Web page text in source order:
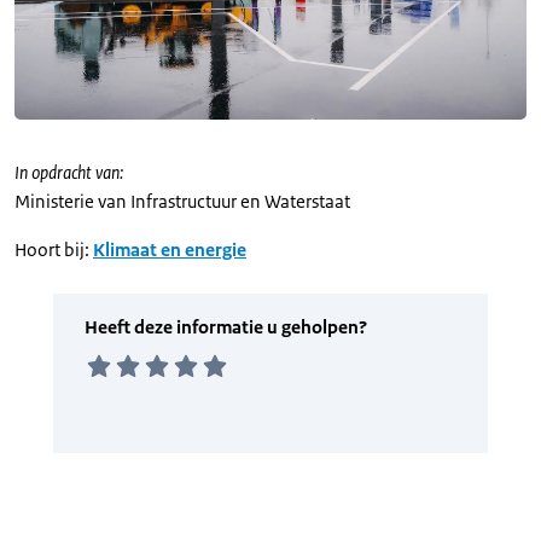
In opdracht van:
Ministerie van Infrastructuur en Waterstaat
Hoort bij: Klimaat en energie